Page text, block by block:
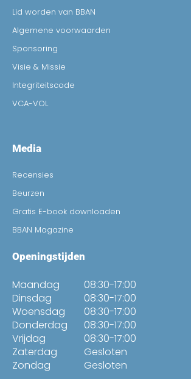
Lid worden van BBAN
Algemene voorwaarden
Sponsoring
Visie & Missie
Integriteitscode
VCA-VOL
Media
Recensies
Beurzen
Gratis E-book downloaden
BBAN Magazine
Openingstijden
Maandag
Dinsdag
Woensdag
Donderdag
Vrijdag
Zaterdag
Zondag
08:30-17:00
08:30-17:00
08:30-17:00
08:30-17:00
08:30-17:00
Gesloten
Gesloten